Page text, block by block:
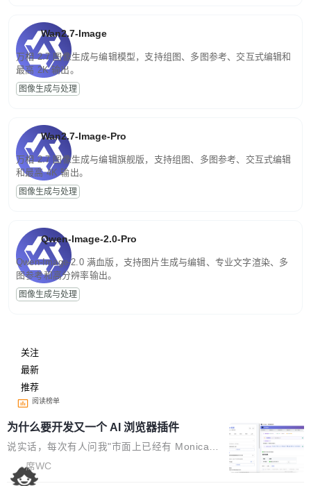
Wan2.7-Image
万相 2.7 图像生成与编辑模型，支持组图、多图参考、交互式编辑和
最高 2K 输出。
图像生成与处理
Wan2.7-Image-Pro
万相 2.7 图像生成与编辑旗舰版，支持组图、多图参考、交互式编辑
和最高 4K 输出。
图像生成与处理
Qwen-Image-2.0-Pro
Qwen-Image-2.0 满血版，支持图片生成与编辑、专业文字渲染、多
图参考和高分辨率输出。
图像生成与处理
关注
最新
推荐
阅读榜单
为什么要开发又一个 AI 浏览器插件
说实话，每次有人问我"市面上已经有 Monica、
Sider、Copilot for Chrome 这些 AI 浏览器插件
了，你为什么还要再做一个"，我都觉得这个问题
席WC